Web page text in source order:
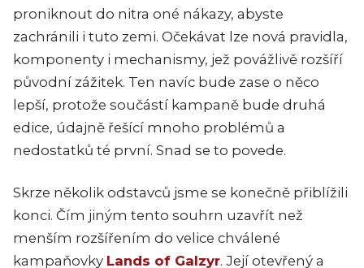
proniknout do nitra oné nákazy, abyste
zachránili i tuto zemi. Očekávat lze nová pravidla,
komponenty i mechanismy, jež povážlivě rozšíří
původní zážitek. Ten navíc bude zase o něco
lepší, protože součástí kampaně bude druhá
edice, údajně řešící mnoho problémů a
nedostatků té první. Snad se to povede.
Skrze několik odstavců jsme se konečně přiblížili
konci. Čím jiným tento souhrn uzavřít než
menším rozšířením do velice chválené
kampaňovky Lands of Galzyr. Její otevřený a